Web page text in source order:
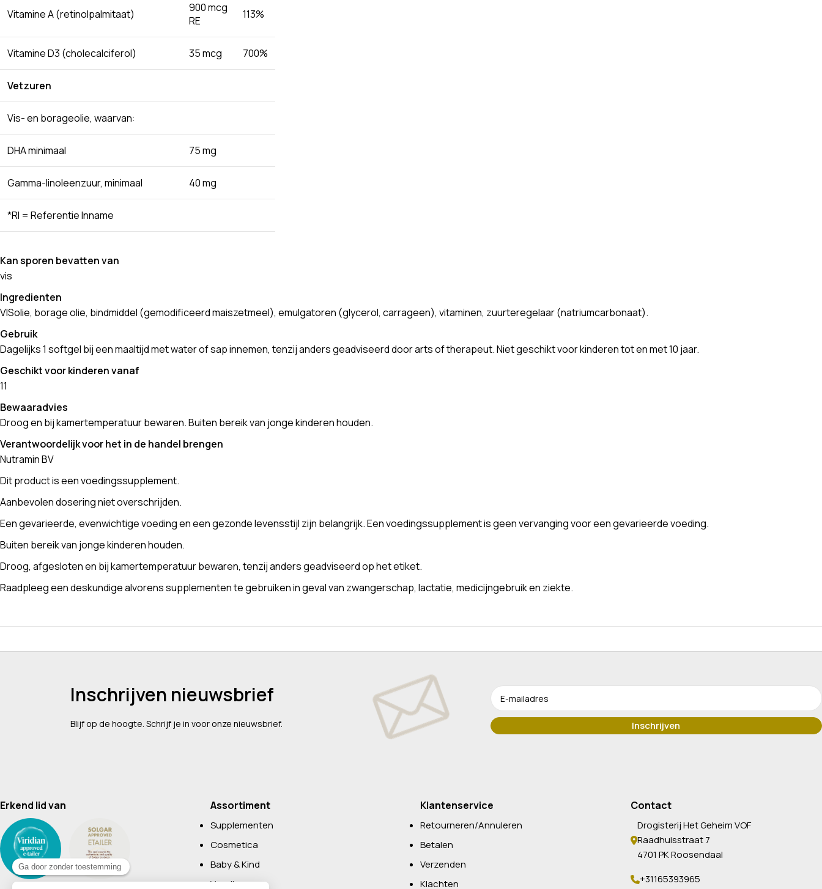
Vitamine A (retinolpalmitaat)
900 mcg
RE
113%
Vitamine D3 (cholecalciferol) 35 mcg 700%
Vetzuren
Vis- en borageolie, waarvan:
DHA minimaal 75 mg
Gamma-linoleenzuur, minimaal 40 mg
*RI = Referentie Inname
Kan sporen bevatten van
vis
Ingredienten
VISolie, borage olie, bindmiddel (gemodificeerd maiszetmeel), emulgatoren (glycerol, carrageen), vitaminen, zuurteregelaar (natriumcarbonaat).
Gebruik
Dagelijks 1 softgel bij een maaltijd met water of sap innemen, tenzij anders geadviseerd door arts of therapeut. Niet geschikt voor kinderen tot en met 10 jaar.
Geschikt voor kinderen vanaf
11
Bewaaradvies
Droog en bij kamertemperatuur bewaren. Buiten bereik van jonge kinderen houden.
Verantwoordelijk voor het in de handel brengen
Nutramin BV
Dit product is een voedingssupplement.
Aanbevolen dosering niet overschrijden.
Een gevarieerde, evenwichtige voeding en een gezonde levensstijl zijn belangrijk. Een voedingssupplement is geen vervanging voor een gevarieerde voeding.
Buiten bereik van jonge kinderen houden.
Droog, afgesloten en bij kamertemperatuur bewaren, tenzij anders geadviseerd op het etiket.
Raadpleeg een deskundige alvorens supplementen te gebruiken in geval van zwangerschap, lactatie, medicijngebruik en ziekte.
Inschrijven nieuwsbrief
Blijf op de hoogte. Schrijf je in voor onze nieuwsbrief.
Erkend lid van Assortiment
Supplementen
Cosmetica
Baby & Kind
Voeding
Klantenservice
Retourneren/Annuleren
Betalen
Verzenden
Klachten
Contact
Drogisterij Het Geheim VOF
Raadhuisstraat 7
4701 PK Roosendaal
+31165393965